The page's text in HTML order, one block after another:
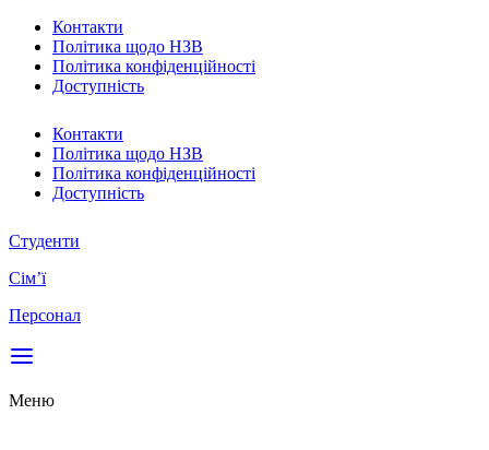
Контакти
Політика щодо НЗВ
Політика конфіденційності
Доступність
Контакти
Політика щодо НЗВ
Політика конфіденційності
Доступність
Студенти
Сім’ї
Персонал
Меню